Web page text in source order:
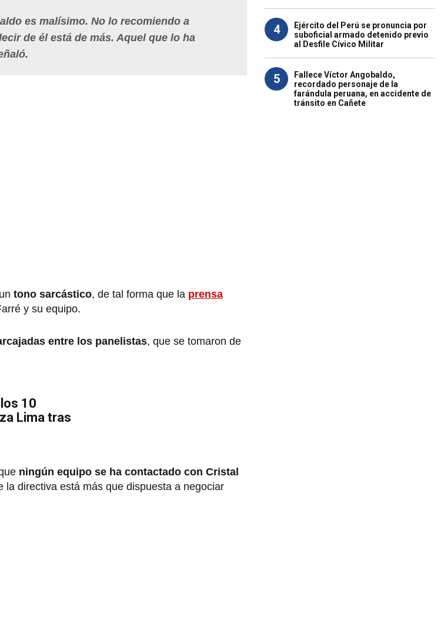
es malísimo. No lo recomiendo a
de él está de más. Aquel que lo ha
tono sarcástico, de tal forma que la prensa
y su equipo.
entre los panelistas, que se tomaron de
10
Lima tras
ningún equipo se ha contactado con Cristal
la directiva está más que dispuesta a negociar
4
Ejército del Perú se pronuncia por
suboficial armado detenido previo
al Desfile Cívico Militar
5
Fallece Víctor Angobaldo,
recordado personaje de la
farándula peruana, en accidente de
tránsito en Cañete